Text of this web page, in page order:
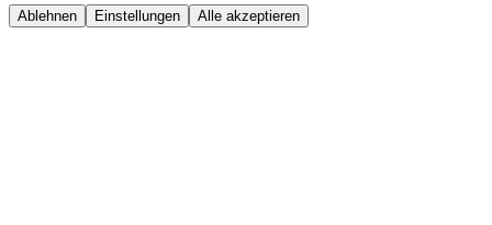
Ablehnen Einstellungen Alle akzeptieren